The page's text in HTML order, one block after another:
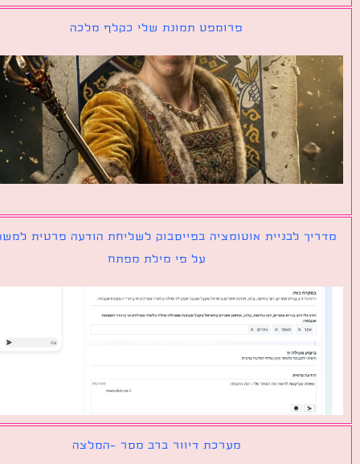
פרומפט תמונת שלי כקלף מלכה
לבניית אוטומציה בפייסבוק לשליחת הודעה פרטית למשתמש
על פי מילת מפתח
מערכת דיוור ברב מסר -המלצה